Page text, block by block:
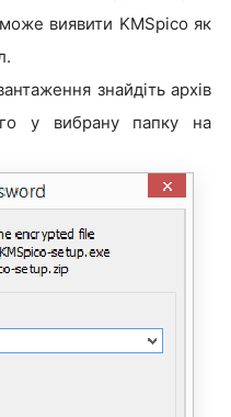
виявити KMSpico як
знайдіть архів
у вибрану папку на